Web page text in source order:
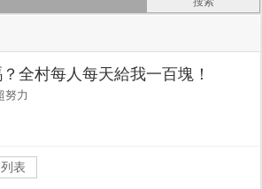
全村每人每天給我一百塊！
努力
表